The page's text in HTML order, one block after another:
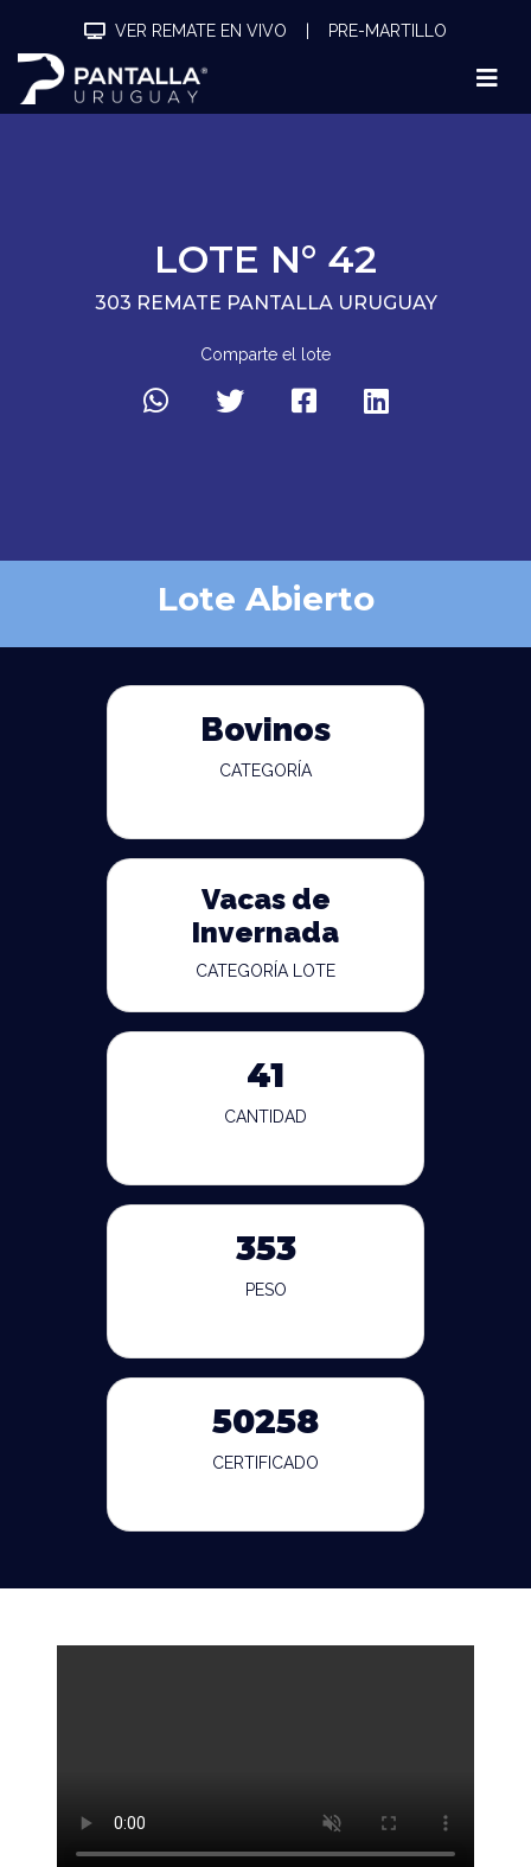
VER REMATE EN VIVO PRE-MARTILLO
LOTE N° 42
303 REMATE PANTALLA URUGUAY
Comparte el lote
Lote Abierto
Bovinos
CATEGORÍA
Vacas de
Invernada
CATEGORÍA LOTE
41
CANTIDAD
353
PESO
50258
CERTIFICADO